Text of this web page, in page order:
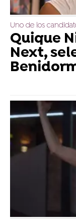
Uno de los
Quique
Next,